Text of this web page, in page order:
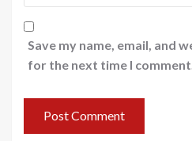
Save my name, email, and
for the next time I comment.